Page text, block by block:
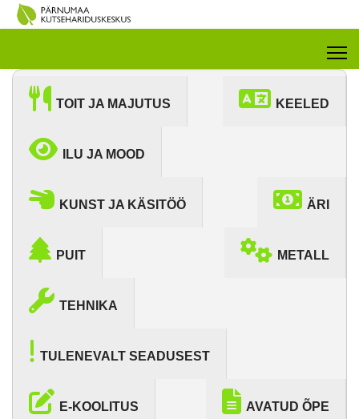
TOIT JA MAJUTUS KEELED
ILU JA MOOD
KUNST JA KÄSITÖÖ ÄRI
PUIT METALL
TEHNIKA
TULENEVALT SEADUSEST
E-KOOLITUS AVATUD ÕPE